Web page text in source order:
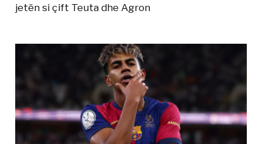
jetën si çift Teuta dhe Agron